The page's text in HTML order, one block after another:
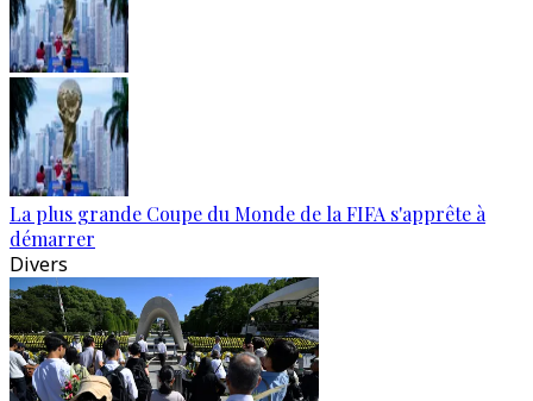
La plus grande Coupe du Monde de la FIFA s'apprête à
démarrer
Divers